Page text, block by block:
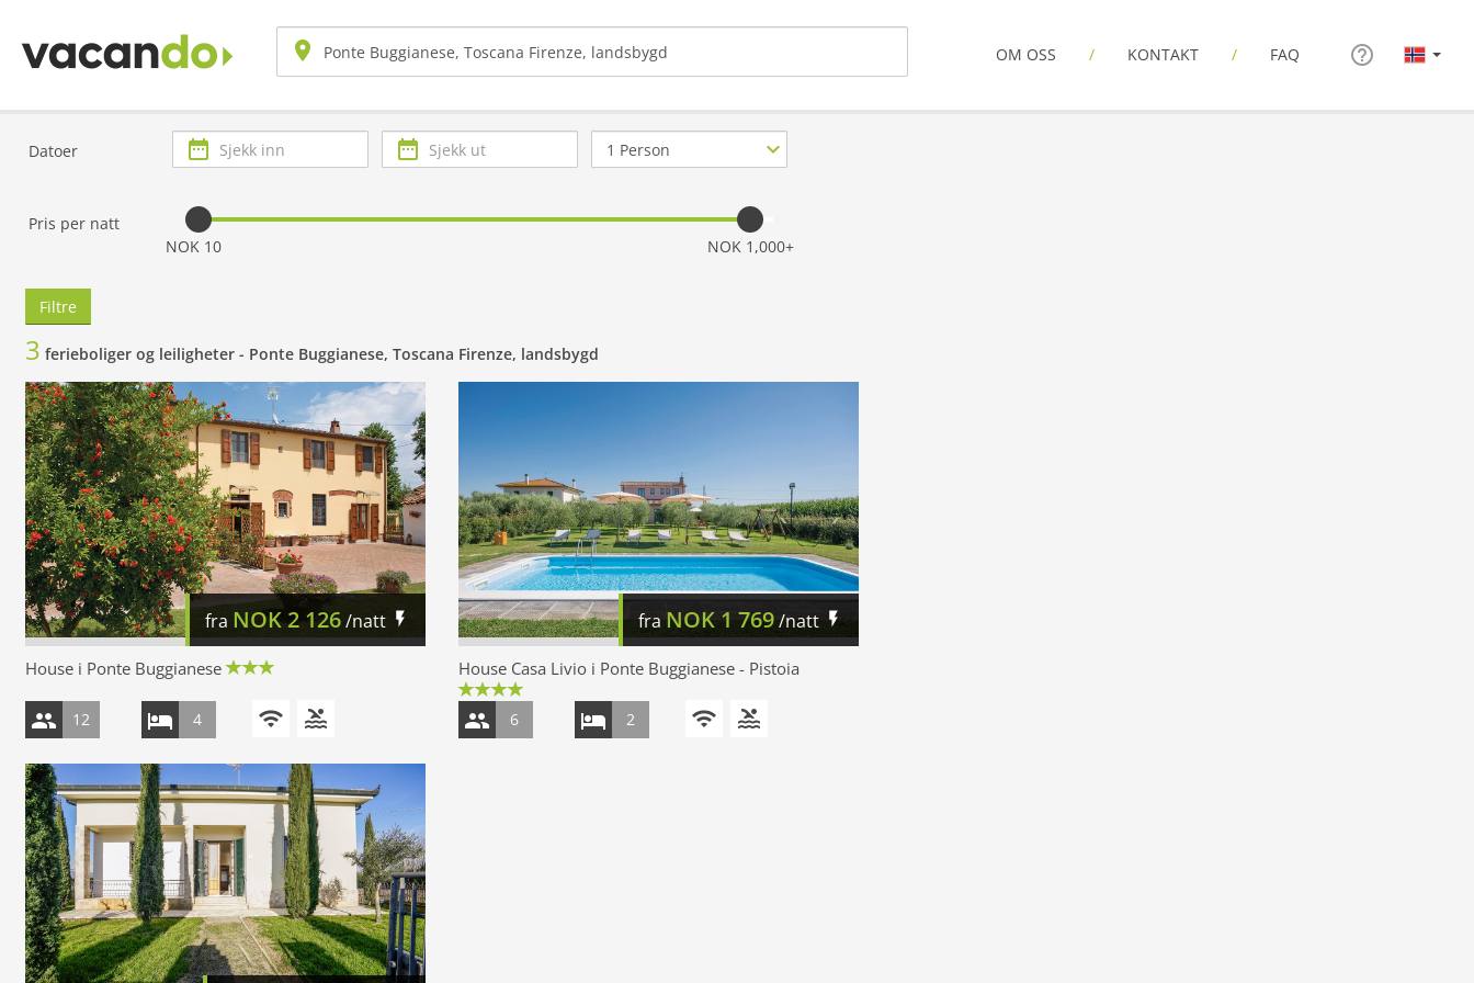
OM OSS KONTAKT FAQ
Datoer
Sjekk
inn
Sjekk
ut
Antall
gjester
Pris per natt
NOK 10
NOK 1,000+
Filtre
3 ferieboliger og leiligheter - Ponte Buggianese, Toscana Firenze, landsbygd
fra NOK2 126/natt
House i Ponte Buggianese
12 4
fraNOK1 769/natt
House Casa Livio i Ponte Buggianese - Pistoia
6 2